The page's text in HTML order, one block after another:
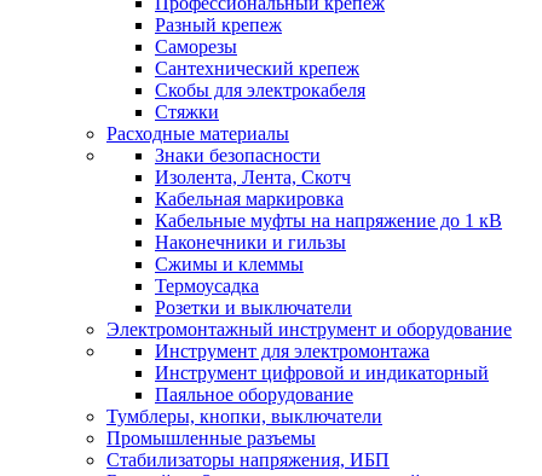
Разный крепеж
Саморезы
Сантехнический крепеж
Скобы для электрокабеля
Стяжки
Расходные материалы
Знаки безопасности
Изолента, Лента, Скотч
Кабельная маркировка
Кабельные муфты на напряжение до 1 кВ
Наконечники и гильзы
Сжимы и клеммы
Термоусадка
Розетки и выключатели
Электромонтажный инструмент и оборудование
Инструмент для электромонтажа
Инструмент цифровой и индикаторный
Паяльное оборудование
Тумблеры, кнопки, выключатели
Промышленные разъемы
Стабилизаторы напряжения, ИБП